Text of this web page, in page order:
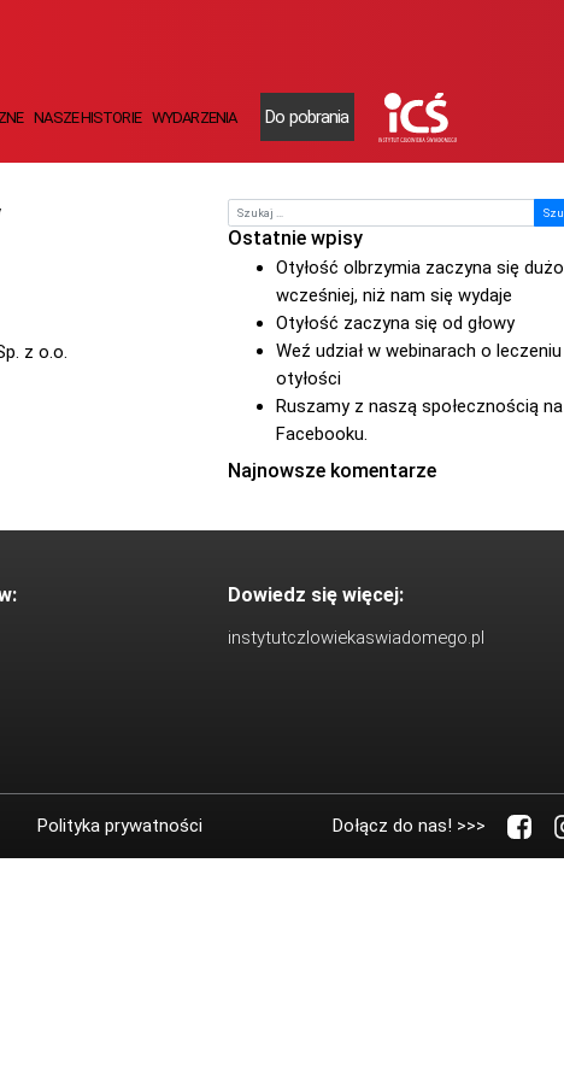
NASZE HISTORIE WYDARZENIA Do pobrania
z o.o.
Szukaj
Ostatnie wpisy
Otyłość olbrzymia zaczyna się dużo
wcześniej, niż nam się wydaje
Otyłość zaczyna się od głowy
Weź udział w webinarach o leczeniu
otyłości
Ruszamy z naszą społecznością na
Facebooku.
Najnowsze komentarze
Dowiedz się więcej:
instytutczlowiekaswiadomego.pl
Polityka prywatności Dołącz do nas! >>>